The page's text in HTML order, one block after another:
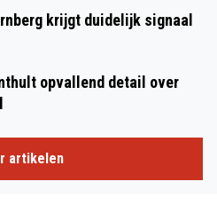
krijgt duidelijk signaal
opvallend detail over
artikelen